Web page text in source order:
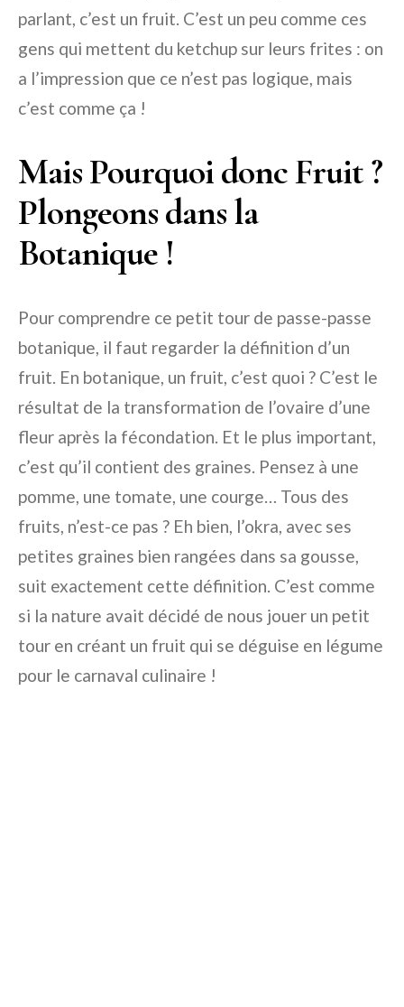
parlant, c’est un fruit. C’est un peu comme ces
gens qui mettent du ketchup sur leurs frites : on
a l’impression que ce n’est pas logique, mais
c’est comme ça !
Mais Pourquoi donc Fruit ?
Plongeons dans la
Botanique !
Pour comprendre ce petit tour de passe-passe
botanique, il faut regarder la définition d’un
fruit. En botanique, un fruit, c’est quoi ? C’est le
résultat de la transformation de l’ovaire d’une
fleur après la fécondation. Et le plus important,
c’est qu’il contient des graines. Pensez à une
pomme, une tomate, une courge… Tous des
fruits, n’est-ce pas ? Eh bien, l’okra, avec ses
petites graines bien rangées dans sa gousse,
suit exactement cette définition. C’est comme
si la nature avait décidé de nous jouer un petit
tour en créant un fruit qui se déguise en légume
pour le carnaval culinaire !